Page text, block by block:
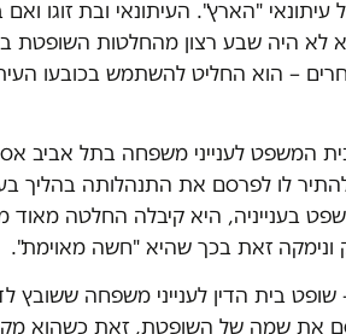
2019 היה של עיתונאי "הארץ". העיתונאי ובת זוגו
לא היה שבע רצון מהחלטות השופטת
– הוא החליט להשתמש בכובעו
המשפט לענייני משפחה בתל אביב
לו לפרסם את התנהלותה בהליך
בענייניה, היא קיבלה החלטה מאוד
זאת בכך שהיא "חשה מאוימת".
שופט בית הדין לענייני משפחה ששובץ
את שמה של השופטת, זאת כשהוא